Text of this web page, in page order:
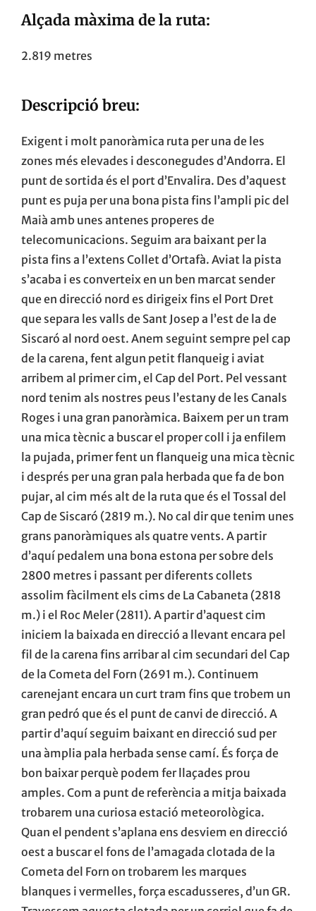
Alçada màxima de la ruta:
2.819 metres
Descripció breu:
Exigent i molt panoràmica ruta per una de les
zones més elevades i desconegudes d’Andorra. El
punt de sortida és el port d’Envalira. Des d’aquest
punt es puja per una bona pista fins l’ampli pic del
Maià amb unes antenes properes de
telecomunicacions. Seguim ara baixant per la
pista fins a l’extens Collet d’Ortafà. Aviat la pista
s’acaba i es converteix en un ben marcat sender
que en direcció nord es dirigeix fins el Port Dret
que separa les valls de Sant Josep a l’est de la de
Siscaró al nord oest. Anem seguint sempre pel cap
de la carena, fent algun petit flanqueig i aviat
arribem al primer cim, el Cap del Port. Pel vessant
nord tenim als nostres peus l’estany de les Canals
Roges i una gran panoràmica. Baixem per un tram
una mica tècnic a buscar el proper coll i ja enfilem
la pujada, primer fent un flanqueig una mica tècnic
i després per una gran pala herbada que fa de bon
pujar, al cim més alt de la ruta que és el Tossal del
Cap de Siscaró (2819 m.). No cal dir que tenim unes
grans panoràmiques als quatre vents. A partir
d’aquí pedalem una bona estona per sobre dels
2800 metres i passant per diferents collets
assolim fàcilment els cims de La Cabaneta (2818
m.) i el Roc Meler (2811). A partir d’aquest cim
iniciem la baixada en direcció a llevant encara pel
fil de la carena fins arribar al cim secundari del Cap
de la Cometa del Forn (2691 m.). Continuem
carenejant encara un curt tram fins que trobem un
gran pedró que és el punt de canvi de direcció. A
partir d’aquí seguim baixant en direcció sud per
una àmplia pala herbada sense camí. És força de
bon baixar perquè podem fer llaçades prou
amples. Com a punt de referència a mitja baixada
trobarem una curiosa estació meteorològica.
Quan el pendent s’aplana ens desviem en direcció
oest a buscar el fons de l’amagada clotada de la
Cometa del Forn on trobarem les marques
blanques i vermelles, força escadusseres, d’un GR.